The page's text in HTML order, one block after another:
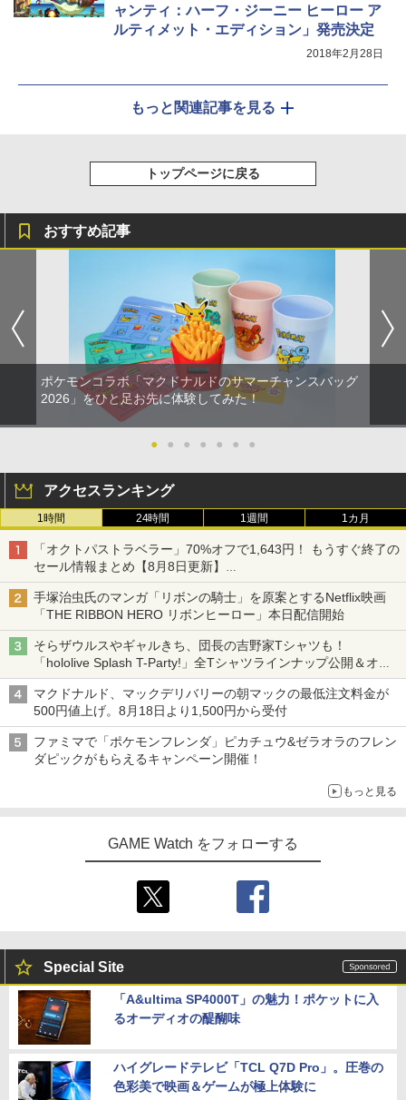
ャンティ：ハーフ・ジーニー ヒーロー ア
ルティメット・エディション」発売決定
2018年2月28日
もっと関連記事を見る
トップページに戻る
おすすめ記事
ポケモンコラボ「マクドナルドのサマーチャンスバッグ
2026」をひと足お先に体験してみた！
● ● ● ● ● ● ●
アクセスランキング
1時間 24時間 1週間 1カ月
「オクトパストラベラー」70%オフで1,643円！ もうすぐ終了の
セール情報まとめ【8月8日更新】
ニンテンドーeショップでは「大神 絶景版」が67%オフで990円
手塚治虫氏のマンガ「リボンの騎士」を原案とするNetflix映画
「THE RIBBON HERO リボンヒーロー」本日配信開始
そらザウルスやギャルきち、団長の吉野家Tシャツも！
「hololive Splash T-Party!」全Tシャツラインナップ公開＆オン
ライン販売開始
マクドナルド、マックデリバリーの朝マックの最低注文料金が
500円値上げ。8月18日より1,500円から受付
ファミマで「ポケモンフレンダ」ピカチュウ&ゼラオラのフレン
ダピックがもらえるキャンペーン開催！
もっと見る
GAME Watch をフォローする
Special Site
「A&ultima SP4000T」の魅力！ポケットに入
るオーディオの醍醐味
ハイグレードテレビ「TCL Q7D Pro」。圧巻の
色彩美で映画＆ゲームが極上体験に